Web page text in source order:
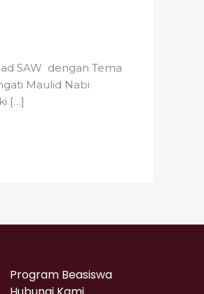
SAW dengan Tema
Maulid Nabi
[…]
Program Beasiswa